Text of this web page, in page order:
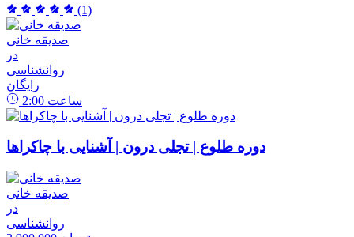
(1)
صدیقه خانی
در
روانشناسی
رایگان
2:00 ساعت
دوره طلوع | تجلی درون | آشنایی با چاکراها
صدیقه خانی
در
روانشناسی